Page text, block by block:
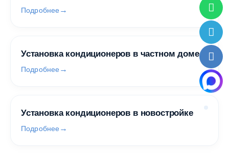
Подробнее
Установка кондиционеров в частном доме
Подробнее
Установка кондиционеров в новостройке
Подробнее